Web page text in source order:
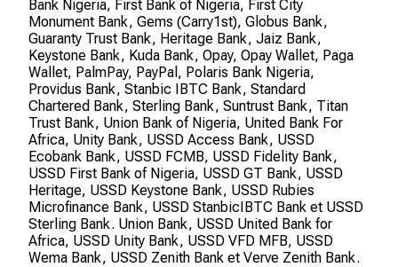
Bank Nigeria, First Bank of Nigeria, First City
Monument Bank, Gems (Carry1st), Globus Bank,
Guaranty Trust Bank, Heritage Bank, Jaiz Bank,
Keystone Bank, Kuda Bank, Opay, Opay Wallet, Paga
Wallet, PalmPay, PayPal, Polaris Bank Nigeria,
Providus Bank, Stanbic IBTC Bank, Standard
Chartered Bank, Sterling Bank, Suntrust Bank, Titan
Trust Bank, Union Bank of Nigeria, United Bank For
Africa, Unity Bank, USSD Access Bank, USSD
Ecobank Bank, USSD FCMB, USSD Fidelity Bank,
USSD First Bank of Nigeria, USSD GT Bank, USSD
Heritage, USSD Keystone Bank, USSD Rubies
Microfinance Bank, USSD StanbicIBTC Bank et USSD
Sterling Bank. Union Bank, USSD United Bank for
Africa, USSD Unity Bank, USSD VFD MFB, USSD
Wema Bank, USSD Zenith Bank et Verve Zenith Bank.